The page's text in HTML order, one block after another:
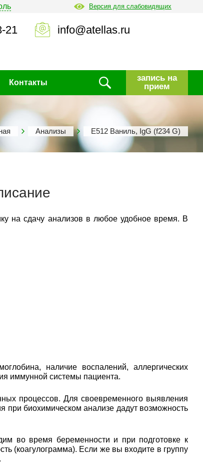
Версия для слабовидящих
21 info@atellas.ru
Контакты
запись на
прием
Анализы Е512 Ваниль, IgG (f234 G)
на сдачу анализов в любое удобное время. В
наличие воспалений, аллергических
иммунной системы пациента.
процессов. Для своевременного выявления
при биохимическом анализе дадут возможность
во время беременности и при подготовке к
(коагулограмма). Если же вы входите в группу